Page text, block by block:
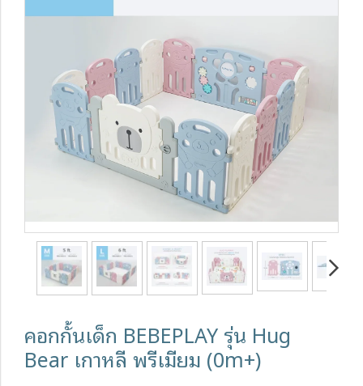
คอกกั้นเด็ก BEBEPLAY รุ่น Hug
Bear เกาหลี พรีเมียม (0m+)